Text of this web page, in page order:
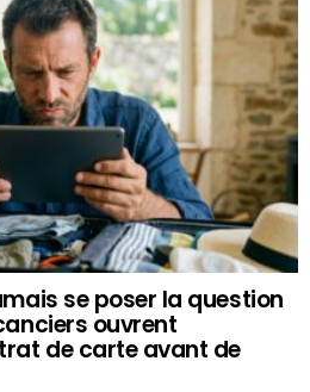
se poser la question
ouvrent
de carte avant de